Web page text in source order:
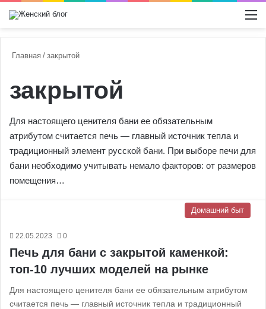
Главная / закрытой
закрытой
Для настоящего ценителя бани ее обязательным
атрибутом считается печь — главный источник тепла и
традиционный элемент русской бани. При выборе печи для
бани необходимо учитывать немало факторов: от размеров
помещения…
Домашний быт
22.05.2023 0
Печь для бани с закрытой каменкой:
топ-10 лучших моделей на рынке
Для настоящего ценителя бани ее обязательным атрибутом
считается печь — главный источник тепла и традиционный